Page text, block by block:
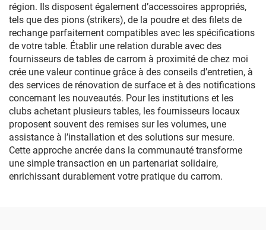
région. Ils disposent également d’accessoires appropriés,
tels que des pions (strikers), de la poudre et des filets de
rechange parfaitement compatibles avec les spécifications
de votre table. Établir une relation durable avec des
fournisseurs de tables de carrom à proximité de chez moi
crée une valeur continue grâce à des conseils d’entretien, à
des services de rénovation de surface et à des notifications
concernant les nouveautés. Pour les institutions et les
clubs achetant plusieurs tables, les fournisseurs locaux
proposent souvent des remises sur les volumes, une
assistance à l’installation et des solutions sur mesure.
Cette approche ancrée dans la communauté transforme
une simple transaction en un partenariat solidaire,
enrichissant durablement votre pratique du carrom.